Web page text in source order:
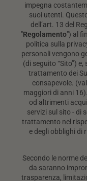
impegna
suoi utenti.
dell’art. 13 del
"Regolamento") al
politica sulla
personali vengono
(di seguito “Sito”)
trattamento dei
consapevole.
maggiori di anni
od altrimenti
servizi sul sito - di
trattamento nel
e degli obblighi di
Secondo le norme
da saranno
trasparenza,